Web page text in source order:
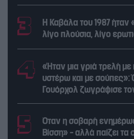
Η Καβάλα του 1987 ήταν
λίγο πλούσια, λίγο
«Ήταν μια γριά τρελή
υστέρω και με σούπες»:
Γουόρχολ ζωγράφισε
Όταν η σοβαρή
Βίσση» – αλλά παίζει τα